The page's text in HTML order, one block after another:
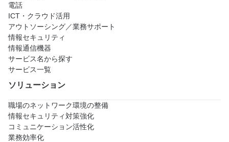
電話
ICT・クラウド活用
アウトソーシング／業務サポート
情報セキュリティ
情報通信機器
サービス名から探す
サービス一覧
ソリューション
職場のネットワーク環境の整備
情報セキュリティ対策強化
コミュニケーション活性化
業務効率化